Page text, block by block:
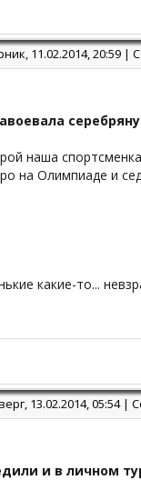
11.02.2014, 20:59 |
наша спортсменка
на Олимпиаде и
какие-то...
13.02.2014, 05:54 |
и в личном